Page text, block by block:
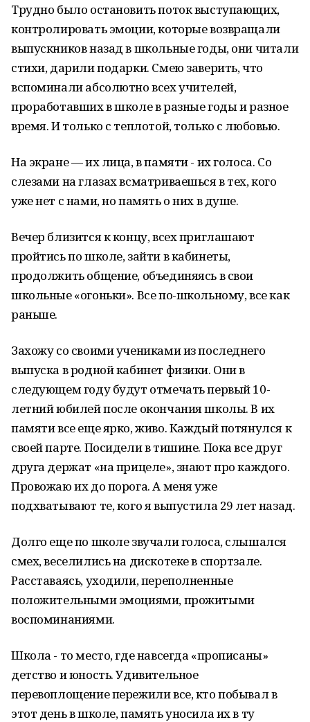
Трудно было остановить поток выступающих,
контролировать эмоции, которые возвращали
выпускников назад в школьные годы, они читали
стихи, дарили подарки. Смею заверить, что
вспоминали абсолютно всех учителей,
проработавших в школе в разные годы и разное
время. И только с теплотой, только с любовью.
На экране — их лица, в памяти - их голоса. Со
слезами на глазах всматриваешься в тех, кого
уже нет с нами, но память о них в душе.
Вечер близится к концу, всех приглашают
пройтись по школе, зайти в кабинеты,
продолжить общение, объединяясь в свои
школьные «огоньки». Все по-школьному, все как
раньше.
Захожу со своими учениками из последнего
выпуска в родной кабинет физики. Они в
следующем году будут отмечать первый 10-
летний юбилей после окончания школы. В их
памяти все еще ярко, живо. Каждый потянулся к
своей парте. Посидели в тишине. Пока все друг
друга держат «на прицеле», знают про каждого.
Провожаю их до порога. А меня уже
подхватывают те, кого я выпустила 29 лет назад.
Долго еще по школе звучали голоса, слышался
смех, веселились на дискотеке в спортзале.
Расставаясь, уходили, переполненные
положительными эмоциями, прожитыми
воспоминаниями.
Школа - то место, где навсегда «прописаны»
детство и юность. Удивительное
перевоплощение пережили все, кто побывал в
этот день в школе, память уносила их в ту